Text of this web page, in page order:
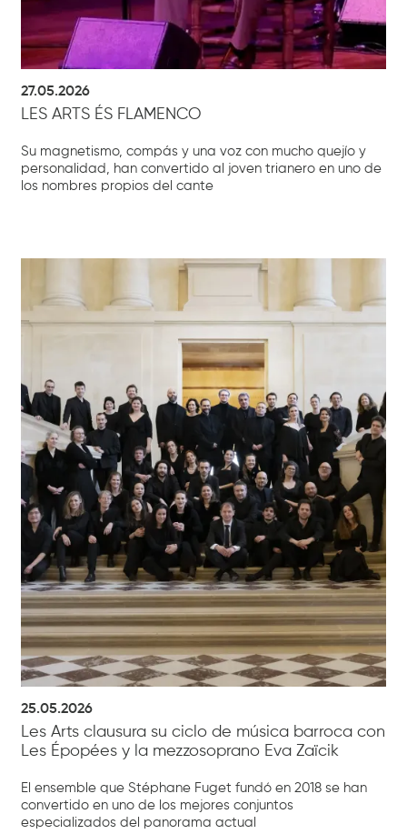
27.05.2026
LES ARTS ÉS FLAMENCO
Su magnetismo, compás y una voz con mucho quejío y
personalidad, han convertido al joven trianero en uno de
los nombres propios del cante
25.05.2026
Les Arts clausura su ciclo de música barroca con
Les Épopées y la mezzosoprano Eva Zaïcik
El ensemble que Stéphane Fuget fundó en 2018 se han
convertido en uno de los mejores conjuntos
especializados del panorama actual